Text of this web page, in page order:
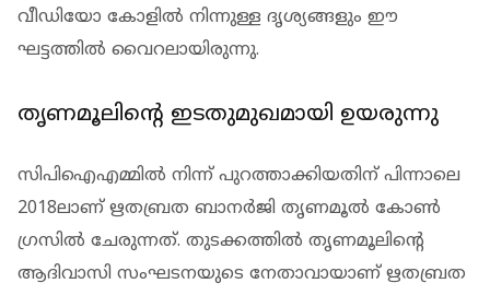
വീഡിയോ കോളിൽ നിന്നുള്ള ദൃശ്യങ്ങളും ഈ
ഘട്ടത്തിൽ വൈറലായിരുന്നു.
തൃണമൂലിൻ്റെ ഇടതുമുഖമായി ഉയരുന്നു
സിപിഐഎമ്മിൽ നിന്ന് പുറത്താക്കിയതിന് പിന്നാലെ
2018ലാണ് ഋതബ്രത ബാനർജി തൃണമൂൽ കോൺ​
ഗ്രസിൽ ചേരുന്നത്. തുടക്കത്തിൽ തൃണമൂലിൻ്റെ
ആദിവാസി സംഘടനയുടെ നേതാവായാണ് ഋതബ്രത